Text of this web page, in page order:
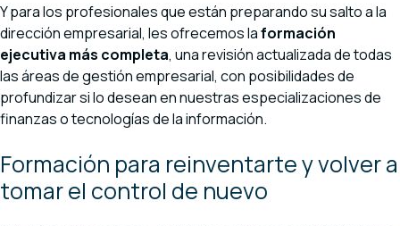
Y para los profesionales que están preparando su salto a la
dirección empresarial, les ofrecemos laformación
ejecutiva más completa, una revisión actualizada de todas
las áreas de gestión empresarial, con posibilidades de
profundizar si lo desean en nuestras especializaciones de
finanzas o tecnologías de la información.
Formación para reinventarte y volver a
tomar el control de nuevo